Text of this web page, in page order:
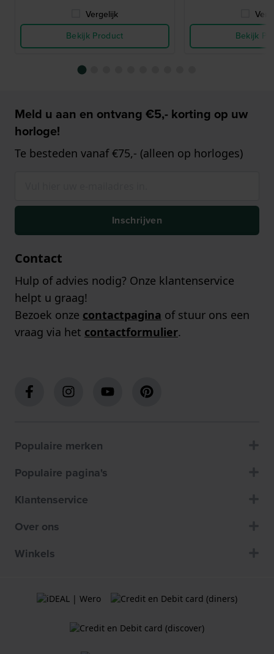
Vergelijk
Bekijk Product
Bekijk
Meld u aan en ontvang €5,- korting op uw
horloge!
Te besteden vanaf €75,- (alleen op horloges)
Inschrijven
Contact
Hulp of advies nodig? Onze klantenservice
helpt u graag!
Bezoek onze contactpagina of stuur ons een
vraag via het contactformulier.
Populaire merken
Populaire pagina's
Klantenservice
Over ons
Winkels